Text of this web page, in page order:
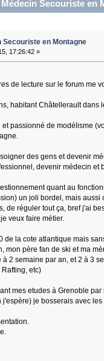
Secouriste en
Secouriste en Montagne
17:26:42 »
de lecture sur le forum me
habitant Châtellerault
passionné de modélisme
des gens et devenir
devenir médecin et
quant au
un joli bordel, mais
de réguler tout ça, bref j'ai
veux faire métier.
de la cote atlantique mais
mon père fan de ski et ma
2 semaine par an, et 2 à 3
etc)
mes etudes à Grenoble
j'espère) je bosserais avec les